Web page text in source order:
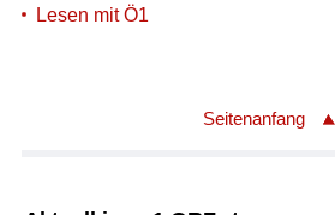
Lesen mit Ö1
Seitenanfang